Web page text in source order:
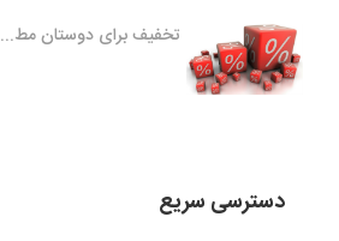
تخفیف برای دوستان مط...
دسترسی سریع